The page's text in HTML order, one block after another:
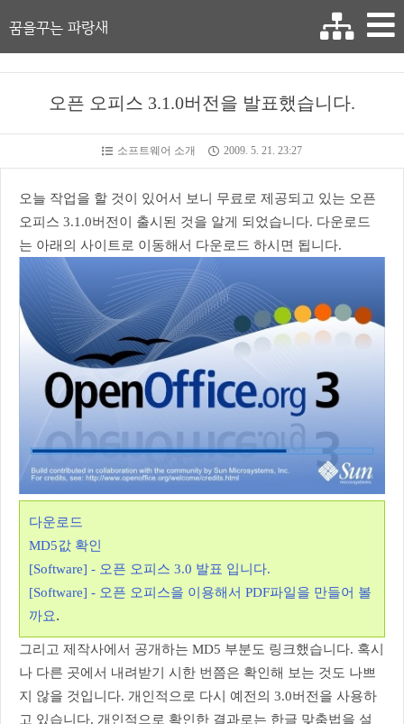
꿈을꾸는 파랑새
오픈 오피스 3.1.0버전을 발표했습니다.
소프트웨어 소개 2009. 5. 21. 23:27
오늘 작업을 할 것이 있어서 보니 무료로 제공되고 있는 오픈
오피스 3.1.0버전이 출시된 것을 알게 되었습니다. 다운로드
는 아래의 사이트로 이동해서 다운로드 하시면 됩니다.
다운로드
MD5값 확인
[Software] - 오픈 오피스 3.0 발표 입니다.
[Software] - 오픈 오피스을 이용해서 PDF파일을 만들어 볼
까요.
그리고 제작사에서 공개하는 MD5 부분도 링크했습니다. 혹시
나 다른 곳에서 내려받기 시한 번쯤은 확인해 보는 것도 나쁘
지 않을 것입니다. 개인적으로 다시 예전의 3.0버전을 사용하
고 있습니다. 개인적으로 확인한 결과로는 한글 맞춤법을 설